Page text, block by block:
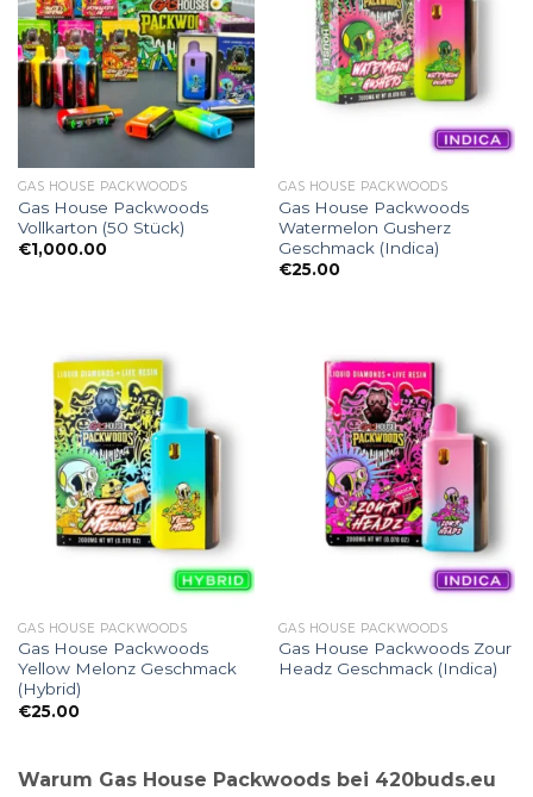
GAS HOUSE PACKWOODS
Gas House Packwoods
Vollkarton (50 Stück)
€1,000.00
GAS HOUSE PACKWOODS
Gas House Packwoods
Watermelon Gusherz
Geschmack (Indica)
€25.00
GAS HOUSE PACKWOODS
Gas House Packwoods
Yellow Melonz Geschmack
(Hybrid)
€25.00
GAS HOUSE PACKWOODS
Gas House Packwoods Zour
Headz Geschmack (Indica)
Warum Gas House Packwoods bei 420buds.eu